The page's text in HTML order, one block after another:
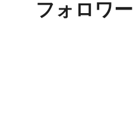
フォロワー